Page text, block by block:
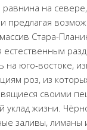
на
предлагая
Стара-
юго-востоке,
роз, из
своими
жизни.
заливы, лиманы